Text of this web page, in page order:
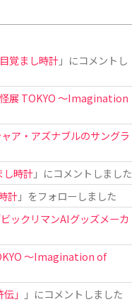
覚まし時計」にコメントし
展 TOKYO 〜Imagination
ア・アズナブルのサングラ
し時計」にコメントしました
計」をフォローしました
ックリマンAIグッズメーカ
〜Imagination of
」
」にコメントしました